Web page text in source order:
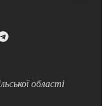
області